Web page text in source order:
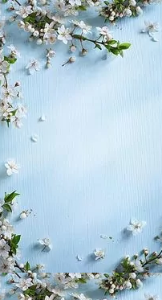
рост, экология,